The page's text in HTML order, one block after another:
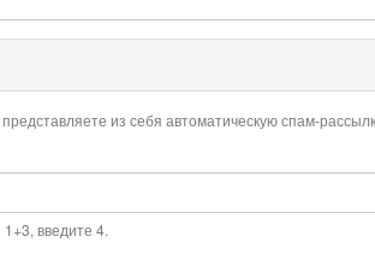
из себя автоматическую спам-
введите 4.